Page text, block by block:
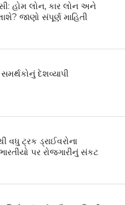
હોમ લોન, કાર લોન અને
જાણો સંપૂર્ણ માહિતી
દેશવ્યાપી
વધુ ટ્રક ડ્રાઈવરોના
પર રોજગારીનું સંકટ